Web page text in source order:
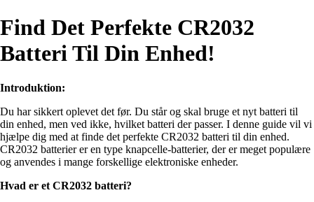
Find Det Perfekte CR2032
Batteri Til Din Enhed!
Introduktion:
Du har sikkert oplevet det før. Du står og skal bruge et nyt batteri til
din enhed, men ved ikke, hvilket batteri der passer. I denne guide vil vi
hjælpe dig med at finde det perfekte CR2032 batteri til din enhed.
CR2032 batterier er en type knapcelle-batterier, der er meget populære
og anvendes i mange forskellige elektroniske enheder.
Hvad er et CR2032 batteri?